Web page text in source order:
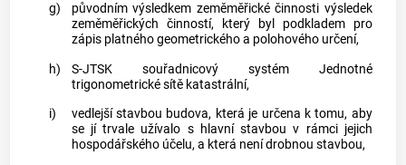
g)
původním výsledkem zeměměřické činnosti výsledek
zeměměřických činností, který byl podkladem pro
zápis platného geometrického a polohového určení,
h)
S-JTSK souřadnicový systém Jednotné
trigonometrické sítě katastrální,
i)
vedlejší stavbou budova, která je určena k tomu, aby
se jí trvale užívalo s hlavní stavbou v rámci jejich
hospodářského účelu, a která nenídrobnou stavbou,